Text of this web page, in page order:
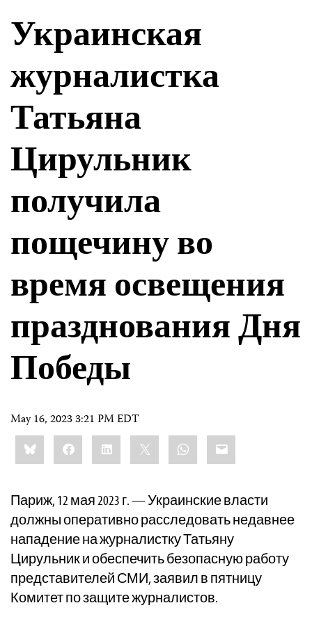
Украинская
журналистка
Татьяна
Цирульник
получила
пощечину во
время освещения
празднования Дня
Победы
May 16, 2023 3:21 PM EDT
Share
this:BlueskyFacebookLinkedIn WhatsApp
Email
Париж, 12 мая 2023 г. — Украинские власти
должны оперативно расследовать недавнее
нападение на журналистку Татьяну
Цирульник и обеспечить безопасную работу
представителей СМИ, заявил в пятницу
Комитет по защите журналистов.